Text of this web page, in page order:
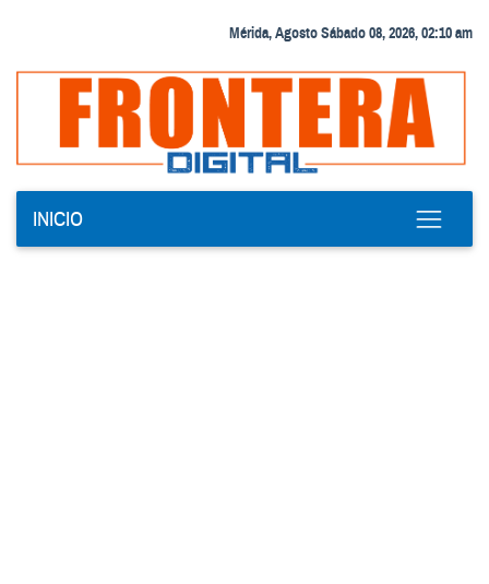
Mérida, Agosto Sábado 08, 2026, 02:10 am
INICIO